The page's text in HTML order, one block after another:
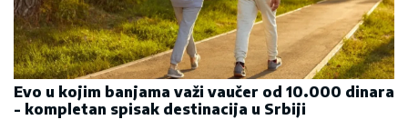
Evo u kojim banjama važi vaučer od 10.000 dinara
- kompletan spisak destinacija u Srbiji